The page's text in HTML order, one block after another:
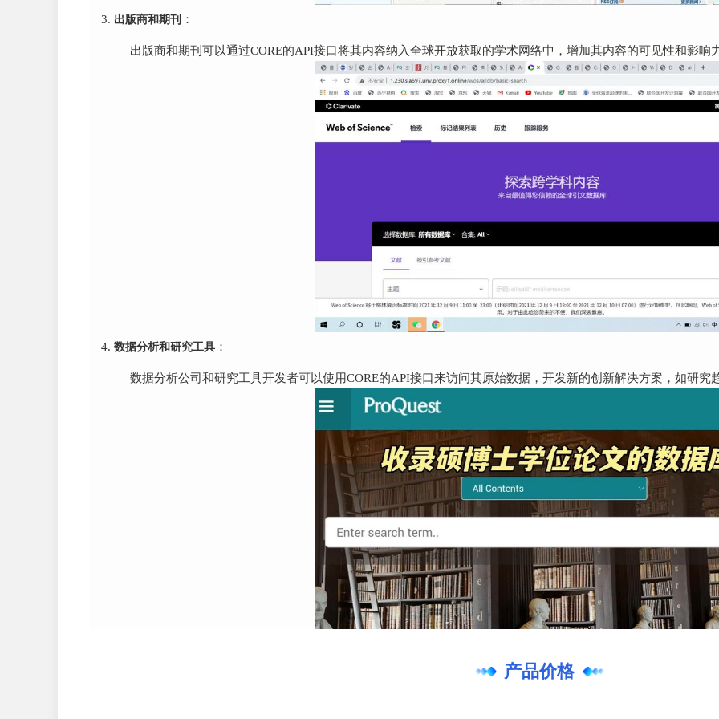
出版商和期刊 ：
出版商和期刊可以通过CORE的API接口将其内容纳入全球开放获取的学术网络中，增加其内容的可见性和影响
数据分析和研究工具 ：
数据分析公司和研究工具开发者可以使用CORE的API接口来访问其原始数据，开发新的创新解决方案，如研究
产品价格